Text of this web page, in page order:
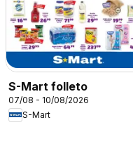
S-Mart folleto
07/08 - 10/08/2026
S-Mart